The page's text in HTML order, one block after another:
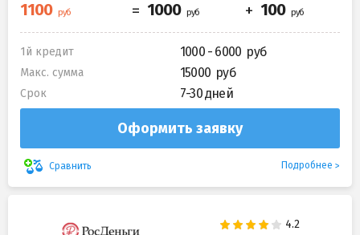
1й кредит 1000 - 6000
Макс. сумма 15000
Срок 7-30 дней
Оформить заявку
Сравнить Подробнее